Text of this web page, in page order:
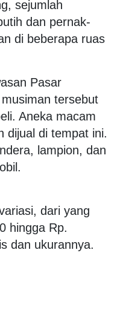
sejumlah
dan pernak-
di beberapa ruas
Pasar
tersebut
Aneka macam
dijual di tempat ini.
lampion, dan
dari yang
hingga Rp.
dan ukurannya.